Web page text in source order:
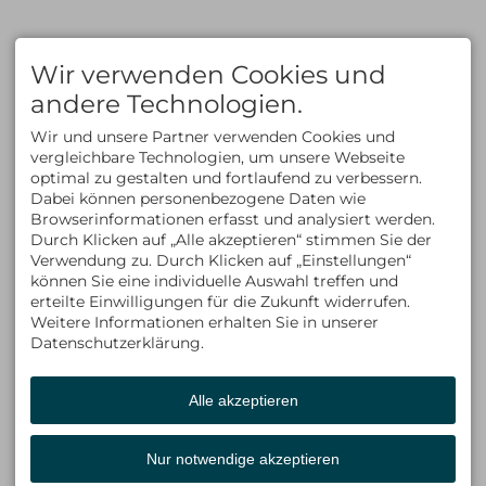
KLETTERN
Bergsteigen im Allgäu
Kletterkurse im Allgäu
Klettern in den Alpen
ÜBER UNS
Kontakt
Team
Philosophie & Vision
Partner
AUSBILDUNG
Kletterkurse
Klettersteigkurse
Hochtourenkurse
Tiefschneekurse
Lawinenkurse
Eiskletterkurse
KONTAKT
ALLGÄU EXPERIENCE
Am Schwandweg 17
87534 Oberstaufen
Deutschland
Tel +49 (0)8325 9274715
Fax +49 (0)8325 9274716
info@allgaeu-
experience.com
Facebook Instagram
LinkedIn
Whats App
Wir verwenden Cookies und
andere Technologien.
Wir und unsere Partner verwenden Cookies und
vergleichbare Technologien, um unsere Webseite
optimal zu gestalten und fortlaufend zu verbessern.
Dabei können personenbezogene Daten wie
Browserinformationen erfasst und analysiert werden.
Durch Klicken auf „Alle akzeptieren“ stimmen Sie der
Verwendung zu. Durch Klicken auf „Einstellungen“
können Sie eine individuelle Auswahl treffen und
erteilte Einwilligungen für die Zukunft widerrufen.
Weitere Informationen erhalten Sie in unserer
Datenschutzerklärung.
Alle akzeptieren
Nur notwendige akzeptieren